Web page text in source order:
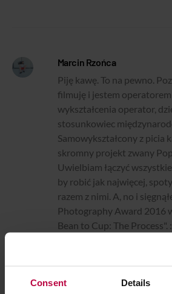
Consent Details
Marcin Rzońca
Piję kawę. To na pewno.
filmuję i jestem
wykształcenia operator,
stosunkowiec
Samowykształcony z picia
skromny projekt zwany
Uwielbiam łączyć
by robić jak najwięcej,
razem z nimi. A, no i
Photography Award 2016
Bean to Cup: The Process".